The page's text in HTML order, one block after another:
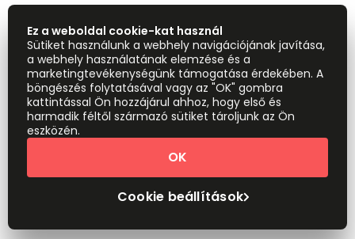
Ez a weboldal cookie-kat használ
Sütiket használunk a webhely navigációjának javítása,
a webhely használatának elemzése és a
marketingtevékenységünk támogatása érdekében. A
böngészés folytatásával vagy az "OK" gombra
kattintással Ön hozzájárul ahhoz, hogy első és
harmadik féltől származó sütiket tároljunk az Ön
eszközén.
Cookie beállítások
OK